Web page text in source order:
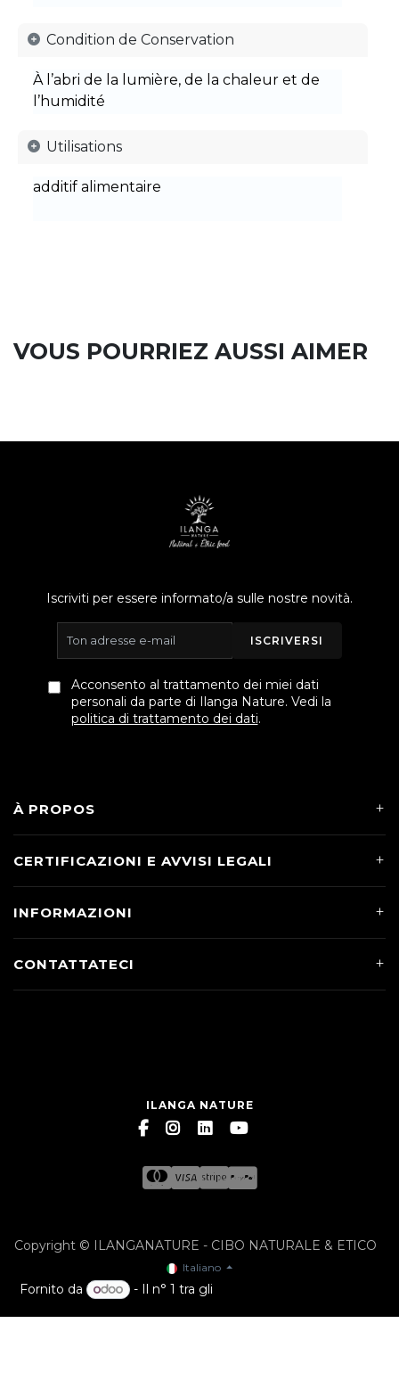
Condition de Conservation
À l’abri de la lumière, de la chaleur et de
l’humidité
Utilisations
additif alimentaire
VOUS POURRIEZ AUSSI AIMER
Iscriviti per essere informato/a sulle nostre novità.
ISCRIVERSI
Acconsento al trattamento dei miei dati
personali da parte di Ilanga Nature. Vedi la
politica di trattamento dei dati.
À PROPOS
CERTIFICAZIONI E AVVISI LEGALI
INFORMAZIONI
CONTATTATECI
ILANGA NATURE
Copyright © ILANGANATURE - CIBO NATURALE & ETICO
Italiano
Fornito da - Il n° 1 tra gli